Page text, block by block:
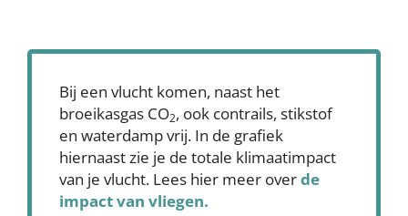
Bij een vlucht komen, naast het
broeikasgas CO2, ook contrails, stikstof
en waterdamp vrij. In de grafiek
hiernaast zie je de totale klimaatimpact
van je vlucht. Lees hier meer overde
impact van vliegen.